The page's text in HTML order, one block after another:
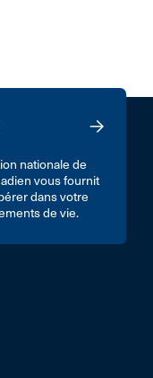
nationale de
vous fournit
dans votre
de vie.